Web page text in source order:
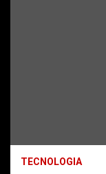
TECNOLOGIA